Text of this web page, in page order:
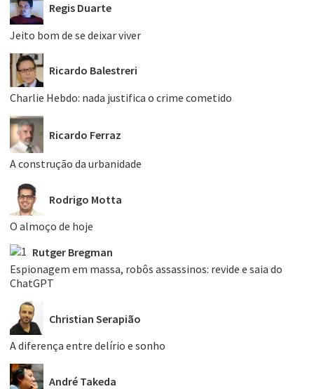
Regis Duarte
Jeito bom de se deixar viver
Ricardo Balestreri
Charlie Hebdo: nada justifica o crime cometido
Ricardo Ferraz
A construção da urbanidade
Rodrigo Motta
O almoço de hoje
Rutger Bregman
Espionagem em massa, robôs assassinos: revide e saia do
ChatGPT
Christian Serapião
A diferença entre delírio e sonho
André Takeda